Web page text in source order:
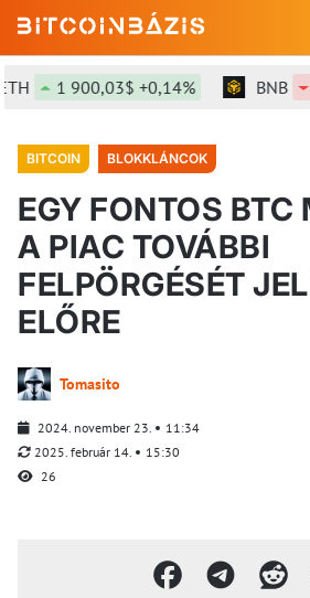
1 900,03$ +0,14% BNB
BITCOIN BLOKKLÁNCOK
EGY FONTOS BTC
A PIAC TOVÁBBI
FELPÖRGÉSÉT
ELŐRE
Tomasito
2024. november 23.
11:34
2025. február 14.
15:30
26